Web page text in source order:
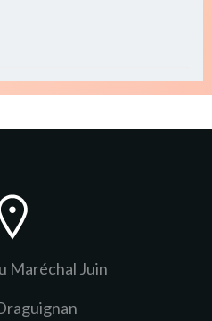
Maréchal Juin